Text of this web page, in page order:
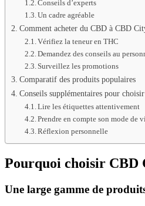
Conseils d’experts
Un cadre agréable
Comment acheter du CBD à CBD
Vérifiez la teneur en THC
Demandez des conseils au
Surveillez les promotions
Comparatif des produits populaires
Conseils supplémentaires pour
Lire les étiquettes attentivement
Prendre en compte son mode de
Réflexion personnelle
Pourquoi choisir CBD
Une large gamme de